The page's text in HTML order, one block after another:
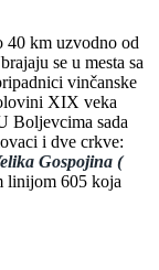
40 km uzvodno od
se u mesta sa
vinčanske
XIX veka
Boljevcima sada
i dve crkve:
Gospojina (
linijom 605 koja